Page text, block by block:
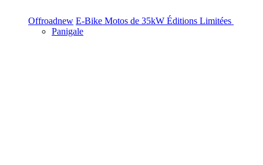
Offroadnew E-Bike Motos de 35kW Éditions Limitées
Panigale